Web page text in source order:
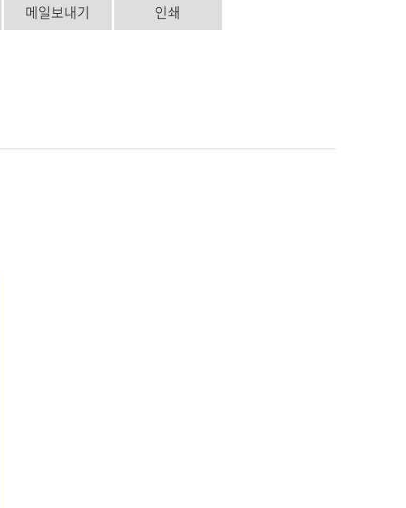
메일보내기 인쇄